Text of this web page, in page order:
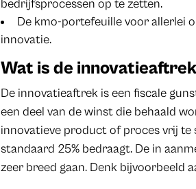
bedrijfsprocessen op te zetten.
De kmo-portefeuille voor allerlei
innovatie.
Wat is de
De innovatieaftrek is een fiscale
een deel van de winst die behaald
innovatieve product of proces vrij te
standaard 25% bedraagt. De in
zeer breed gaan. Denk bijvoorbeeld